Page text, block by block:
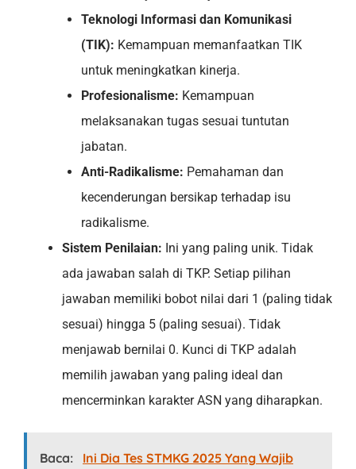
Teknologi Informasi dan Komunikasi
(TIK): Kemampuan memanfaatkan TIK
untuk meningkatkan kinerja.
Profesionalisme: Kemampuan
melaksanakan tugas sesuai tuntutan
jabatan.
Anti-Radikalisme: Pemahaman dan
kecenderungan bersikap terhadap isu
radikalisme.
Sistem Penilaian: Ini yang paling unik. Tidak
ada jawaban salah di TKP. Setiap pilihan
jawaban memiliki bobot nilai dari 1 (paling tidak
sesuai) hingga 5 (paling sesuai). Tidak
menjawab bernilai 0. Kunci di TKP adalah
memilih jawaban yang paling ideal dan
mencerminkan karakter ASN yang diharapkan.
Baca:
Ini Dia Tes STMKG 2025 Yang Wajib